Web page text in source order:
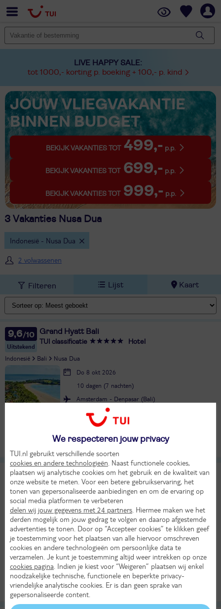
LIVE HAPPY SALE:
tot 1000,- korting p. boeking + 100,- p. kind
JOUW VLIEGVAKANTIE
BINNEN BUDGET
BEKIJK VAKANTIES TOT 499,- p.p.
BEKIJK VAKANTIES TOT 699,- p.p.
BEKIJK VAKANTIES TOT 999,- p.p.
3 Vakanties Nusa Dua
Indonesië - Nusa Dua
2 volwassenen
Filteren Lijst Kaart
9,6
Uitstekend
Grand Hyatt Bali
TUI classificatie Hotel
Indonesië Bali Nusa Dua
Do 8 okt 2026
10 dagen (7 nachten)
Amsterdam - Denpasar (Bali)
Logies ontbijt
Alle verplichte kosten inbegrepen!
9
Nusa Dua Beach Hotel & Spa,
Handwritten Collection
TUI classificatie Hotel
Indonesië Bali Nusa Dua
KASSAKORTING
28°
in okt
Do 29 okt 2026
10 dagen (7 nachten)
Amsterdam - Denpasar (Bali)
Logies ontbijt
1342,-
per persoon
Alle verplichte kosten inbegrepen!
We respecteren jouw privacy
TUI.nl gebruikt verschillende soorten
cookies en andere technologieën . Naast functionele cookies,
plaatsen wij analytische cookies om het gebruik en de kwaliteit van
onze website te meten. Voor een betere gebruikservaring, het
tonen van gepersonaliseerde aanbiedingen en om de ervaring op
social media platformen te verbeteren
delen wij jouw gegevens met 24 partners . Hiermee maken we het
derden mogelijk om jouw gedrag te volgen en daarop afgestemde
advertenties te tonen. Door op “Accepteer cookies” te klikken geef
je toestemming voor het plaatsen van alle hiervoor omschreven
cookies en andere technologieën om persoonlijke data te
verzamelen. Je kunt je toestemming altijd weer intrekken op onze
cookies pagina . Indien je kiest voor “Weigeren” plaatsen wij enkel
noodzakelijke technische, functionele en beperkte privacy-
vriendelijke analytische cookies. Er is dan geen sprake van
gepersonaliseerde content.